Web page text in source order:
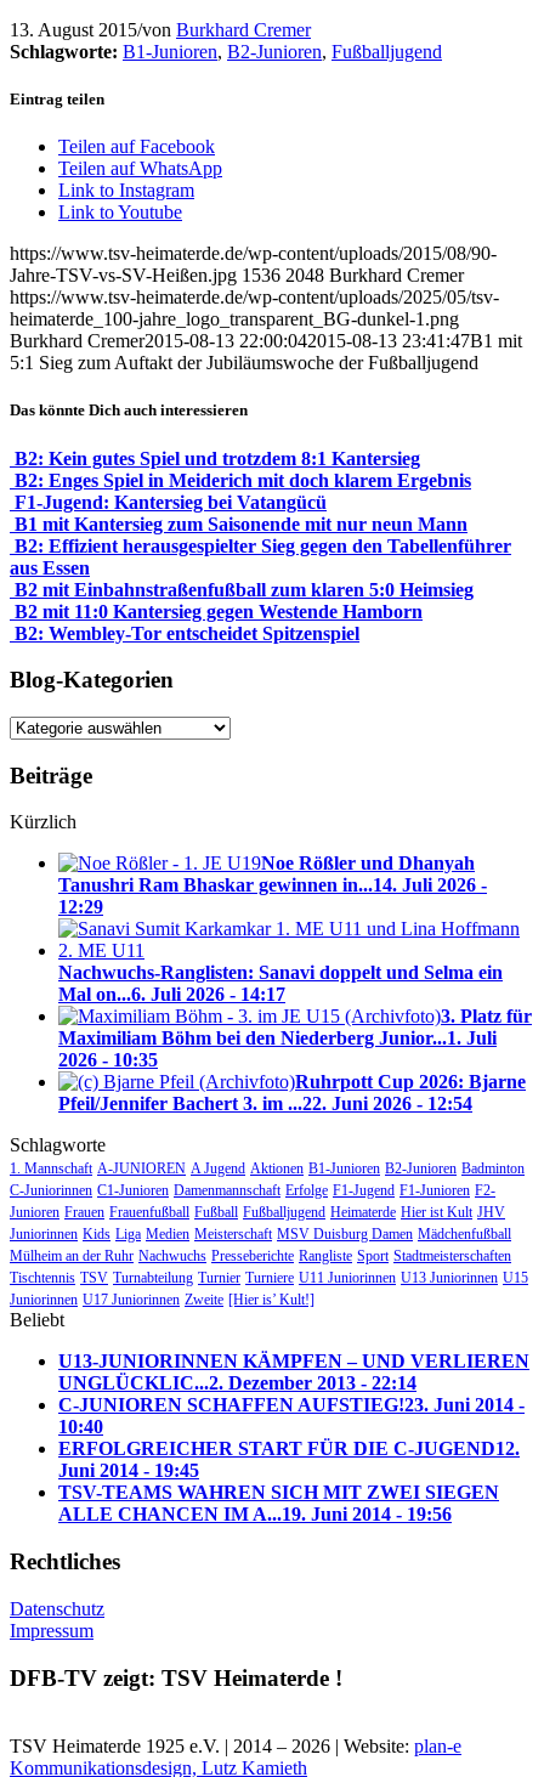
13. August 2015/von Burkhard Cremer
Schlagworte: B1-Junioren, B2-Junioren, Fußballjugend
Eintrag teilen
Teilen auf Facebook
Teilen auf WhatsApp
Link to Instagram
Link to Youtube
https://www.tsv-heimaterde.de/wp-content/uploads/2015/08/90-
Jahre-TSV-vs-SV-Heißen.jpg 1536 2048 Burkhard Cremer
https://www.tsv-heimaterde.de/wp-content/uploads/2025/05/tsv-
heimaterde_100-jahre_logo_transparent_BG-dunkel-1.png
Burkhard Cremer2015-08-13 22:00:042015-08-13 23:41:47B1 mit
5:1 Sieg zum Auftakt der Jubiläumswoche der Fußballjugend
Das könnte Dich auch interessieren
B2: Kein gutes Spiel und trotzdem 8:1 Kantersieg
B2: Enges Spiel in Meiderich mit doch klarem Ergebnis
F1-Jugend: Kantersieg bei Vatangücü
B1 mit Kantersieg zum Saisonende mit nur neun Mann
B2: Effizient herausgespielter Sieg gegen den Tabellenführer
aus Essen
B2 mit Einbahnstraßenfußball zum klaren 5:0 Heimsieg
B2 mit 11:0 Kantersieg gegen Westende Hamborn
B2: Wembley-Tor entscheidet Spitzenspiel
Blog-Kategorien
Blog-
Beiträge
Kürzlich
Noe Rößler und Dhanyah
Tanushri Ram Bhaskar gewinnen in...14. Juli 2026 -
12:29
Nachwuchs-Ranglisten: Sanavi doppelt und Selma ein
Mal on...6. Juli 2026 - 14:17
3. Platz für
Maximiliam Böhm bei den Niederberg Junior...1. Juli
2026 - 10:35
Ruhrpott Cup 2026: Bjarne
Pfeil/Jennifer Bachert 3. im ...22. Juni 2026 - 12:54
Schlagworte
1. Mannschaft A-JUNIOREN A Jugend Aktionen B1-Junioren B2-Junioren Badminton
C-Juniorinnen C1-Junioren Damenmannschaft Erfolge F1-Jugend F1-Junioren F2-
Junioren Frauen Frauenfußball Fußball Fußballjugend Heimaterde Hier ist Kult JHV
Juniorinnen Kids Liga Medien Meisterschaft MSV Duisburg Damen Mädchenfußball
Mülheim an der Ruhr Nachwuchs Presseberichte Rangliste Sport Stadtmeisterschaften
Tischtennis TSV Turnabteilung Turnier Turniere U11 Juniorinnen U13 Juniorinnen U15
Juniorinnen U17 Juniorinnen Zweite [Hier is’ Kult!]
Beliebt
U13-JUNIORINNEN KÄMPFEN – UND VERLIEREN
UNGLÜCKLIC...2. Dezember 2013 - 22:14
C-JUNIOREN SCHAFFEN AUFSTIEG!23. Juni 2014 -
10:40
ERFOLGREICHER START FÜR DIE C-JUGEND12.
Juni 2014 - 19:45
TSV-TEAMS WAHREN SICH MIT ZWEI SIEGEN
ALLE CHANCEN IM A...19. Juni 2014 - 19:56
Rechtliches
Datenschutz
Impressum
DFB-TV zeigt: TSV Heimaterde !
TSV Heimaterde 1925 e.V. | 2014 – 2026 | Website: plan-e
Kommunikationsdesign, Lutz Kamieth